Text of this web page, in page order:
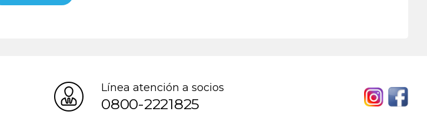
Línea atención a socios
0800-2221825